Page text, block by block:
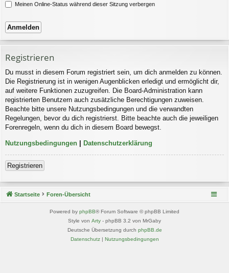
Meinen Online-Status während dieser Sitzung verbergen
Registrieren
Du musst in diesem Forum registriert sein, um dich anmelden zu können.
Die Registrierung ist in wenigen Augenblicken erledigt und ermöglicht dir,
auf weitere Funktionen zuzugreifen. Die Board-Administration kann
registrierten Benutzern auch zusätzliche Berechtigungen zuweisen.
Beachte bitte unsere Nutzungsbedingungen und die verwandten
Regelungen, bevor du dich registrierst. Bitte beachte auch die jeweiligen
Forenregeln, wenn du dich in diesem Board bewegst.
Nutzungsbedingungen | Datenschutzerklärung
Registrieren
Startseite Foren-Übersicht
Powered by phpBB® Forum Software © phpBB Limited
Style von Arty - phpBB 3.2 von MrGaby
Deutsche Übersetzung durch phpBB.de
Datenschutz| Nutzungsbedingungen